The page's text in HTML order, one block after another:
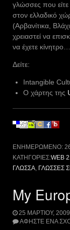
γλώσσες που είτε
στον ελλαδικό
(Αρβανίτικα,
χρειαστεί να
να έχετε
Δείτε:
Intangible
Ο χάρτης της
ΕΝΗΜΕΡΩΜΈΝΟ:
ΚΑΤΗΓΟΡΊΕΣ:WEB
ΓΛΏΣΣΑ, ΓΛΏΣΣΕΣ
My
25 ΜΑΡΤΊΟΥ, 2009
ΑΦΉΣΤΕ ΈΝΑ